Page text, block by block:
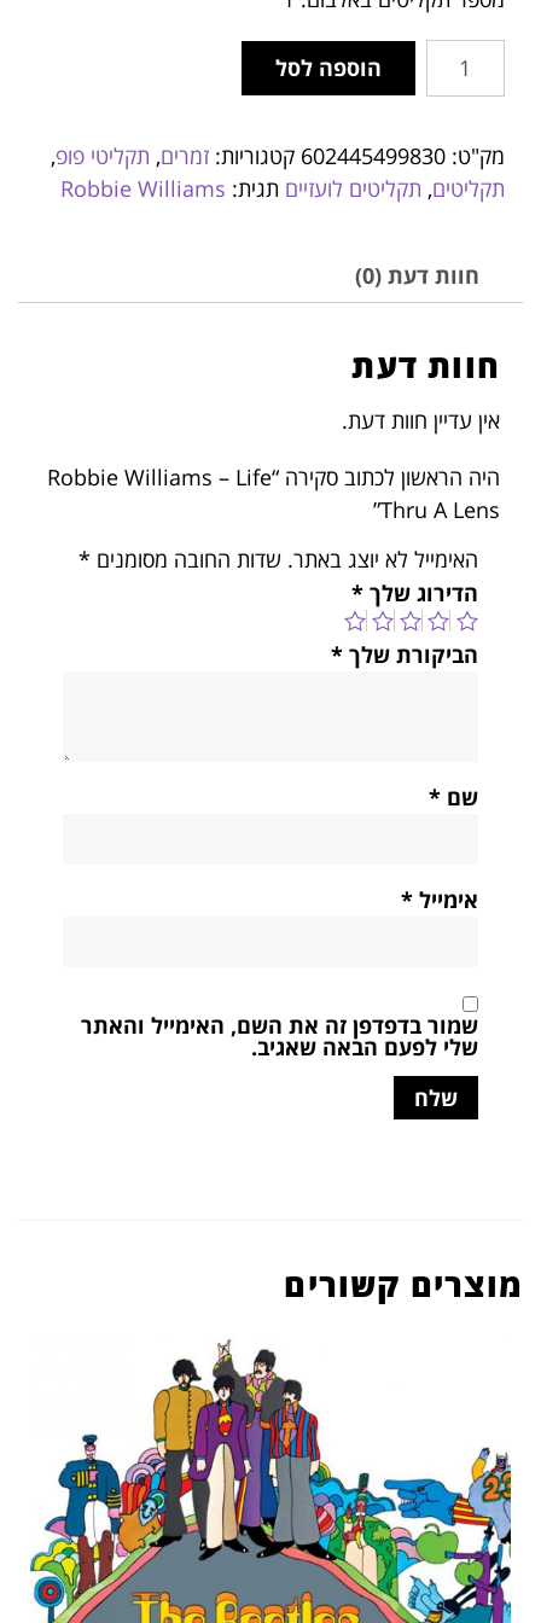
הוספה לסל
מק"ט: 602445499830 קטגוריות: זמרים, תקליטי פופ,
תקליטים, תקליטים לועזיים תגית: Robbie Williams
חוות דעת (0)
חוות דעת
אין עדיין חוות דעת.
היה הראשון לכתוב סקירה “Robbie Williams – Life
Thru A Lens”
האימייל לא יוצג באתר. שדות החובה מסומנים *
הדירוג שלך *
הביקורת שלך *
שם *
אימייל *
שמור בדפדפן זה את השם, האימייל והאתר
שלי לפעם הבאה שאגיב.
מוצרים קשורים